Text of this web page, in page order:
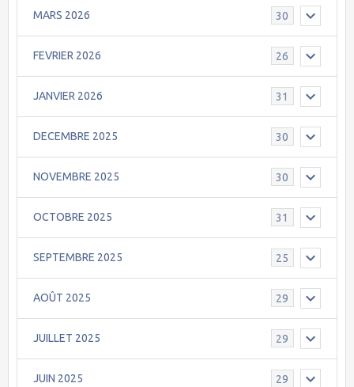
MARS 2026 30
FEVRIER 2026 26
JANVIER 2026 31
DECEMBRE 2025 30
NOVEMBRE 2025 30
OCTOBRE 2025 31
SEPTEMBRE 2025 25
AOÛT 2025 29
JUILLET 2025 29
JUIN 2025 29